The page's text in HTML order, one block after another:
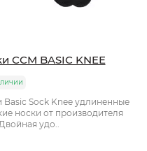
CCM BASIC KNEE
Basic Sock Knee удлиненные
носки от производителя
удо..